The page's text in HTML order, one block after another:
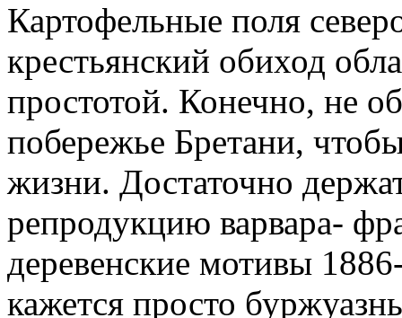
Картофельные поля
крестьянский обиход
простотой. Конечно, не
побережье Бретани,
жизни. Достаточно
репродукцию варвара-
деревенские мотивы
кажется просто